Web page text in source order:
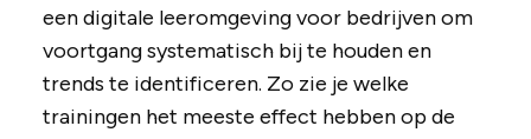
een digitale leeromgeving voor bedrijven om
voortgang systematisch bij te houden en
trends te identificeren. Zo zie je welke
trainingen het meeste effect hebben op de